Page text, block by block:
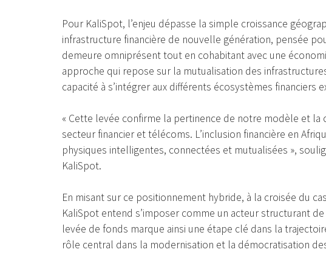
Pour KaliSpot, l’enjeu dépasse la simple croissance
infrastructure financière de nouvelle génération, pensée
demeure omniprésent tout en cohabitant avec une
approche qui repose sur la mutualisation des
capacité à s’intégrer aux différents écosystèmes financiers
« Cette levée confirme la pertinence de notre modèle et la
secteur financier et télécoms. L’inclusion financière en
physiques intelligentes, connectées et mutualisées »,
KaliSpot.
En misant sur ce positionnement hybride, à la croisée du
KaliSpot entend s’imposer comme un acteur structurant
levée de fonds marque ainsi une étape clé dans la
rôle central dans la modernisation et la démocratisation